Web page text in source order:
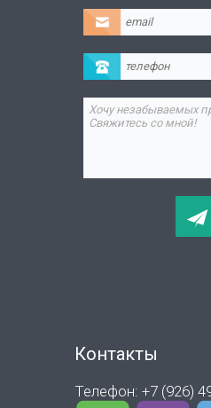
Контакты
Телефон: +7 (926)